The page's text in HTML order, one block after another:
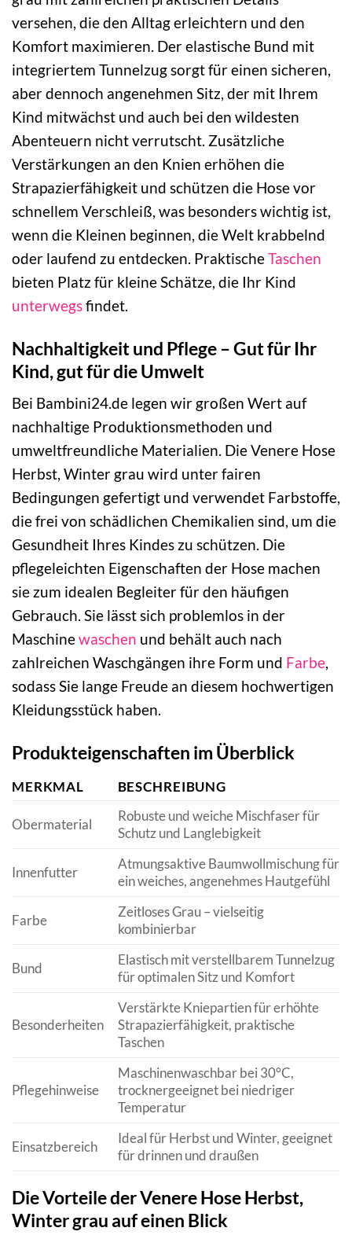
versehen, die den Alltag erleichtern und den
Komfort maximieren. Der elastische Bund mit
integriertem Tunnelzug sorgt für einen sicheren,
aber dennoch angenehmen Sitz, der mit Ihrem
Kind mitwächst und auch bei den wildesten
Abenteuern nicht verrutscht. Zusätzliche
Verstärkungen an den Knien erhöhen die
Strapazierfähigkeit und schützen die Hose vor
schnellem Verschleiß, was besonders wichtig ist,
wenn die Kleinen beginnen, die Welt krabbelnd
oder laufend zu entdecken. PraktischeTaschen
bieten Platz für kleine Schätze, die Ihr Kind
unterwegsfindet.
Nachhaltigkeit und Pflege – Gut für Ihr
Kind, gut für die Umwelt
Bei Bambini24.de legen wir großen Wert auf
nachhaltige Produktionsmethoden und
umweltfreundliche Materialien. Die Venere Hose
Herbst, Winter grau wird unter fairen
Bedingungen gefertigt und verwendet Farbstoffe,
die frei von schädlichen Chemikalien sind, um die
Gesundheit Ihres Kindes zu schützen. Die
pflegeleichten Eigenschaften der Hose machen
sie zum idealen Begleiter für den häufigen
Gebrauch. Sie lässt sich problemlos in der
Maschinewaschen und behält auch nach
zahlreichen Waschgängen ihre Form und Farbe,
sodass Sie lange Freude an diesem hochwertigen
Kleidungsstück haben.
Produkteigenschaften im Überblick
MERKMAL BESCHREIBUNG
Obermaterial
Robuste und weiche Mischfaser für
Schutz und Langlebigkeit
Innenfutter
Atmungsaktive Baumwollmischung für
ein weiches, angenehmes Hautgefühl
Farbe
Zeitloses Grau – vielseitig
kombinierbar
Bund
Elastisch mit verstellbarem Tunnelzug
für optimalen Sitz und Komfort
Besonderheiten
Verstärkte Kniepartien für erhöhte
Strapazierfähigkeit, praktische
Taschen
Pflegehinweise
Maschinenwaschbar bei 30°C,
trocknergeeignet bei niedriger
Temperatur
Einsatzbereich
Ideal für Herbst und Winter, geeignet
für drinnen und draußen
Die Vorteile der Venere Hose Herbst,
Winter grau auf einen Blick